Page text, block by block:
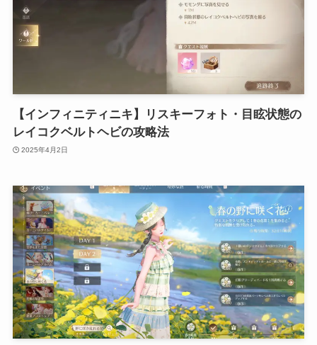
【インフィニティニキ】リスキーフォト・目眩状態の
レイコクベルトヘビの攻略法
2025年4月2日